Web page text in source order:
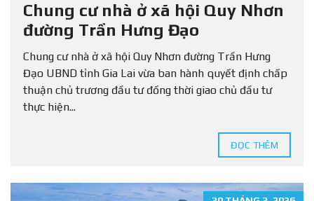
Chung cư nhà ở xã hội Quy Nhơn
đường Trần Hưng Đạo
Chung cư nhà ở xã hội Quy Nhơn đường Trần Hưng
Đạo UBND tỉnh Gia Lai vừa ban hành quyết định chấp
thuận chủ trương đầu tư đồng thời giao chủ đầu tư
thực hiện...
ĐỌC THÊM